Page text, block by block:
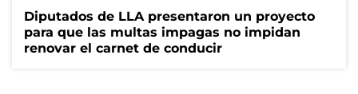
Diputados de LLA presentaron un proyecto
para que las multas impagas no impidan
renovar el carnet de conducir